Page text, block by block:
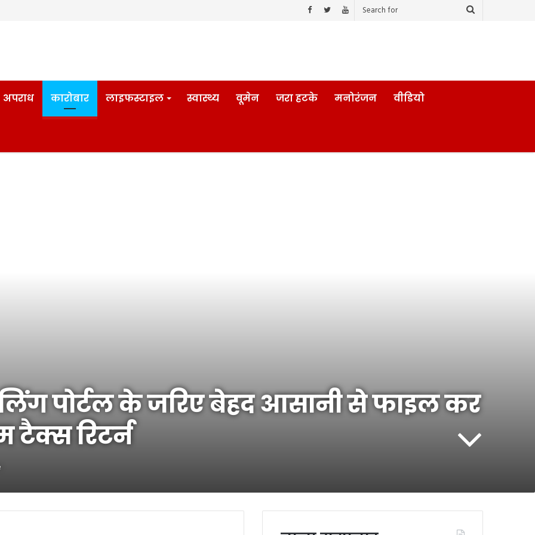
अपराध कारोबार लाइफस्टाइल स्वास्थ्य वूमेन जरा हटके मनोरंजन वीडियो
पोर्टल के जरिए बेहद आसानी से फाइल कर
रिटर्न